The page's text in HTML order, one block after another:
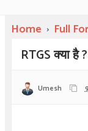
Home › Full
RTGS क्या है
Umesh